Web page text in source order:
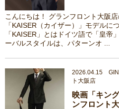
こんにちは！ グランフロント大阪
「KAISER（カイザー）」モデルに
「KAISER」とはドイツ語で「皇帝
ーバルスタイルは、パターンオ ...
2026.04.15
ト大阪店
映画「キン
ンフロント大